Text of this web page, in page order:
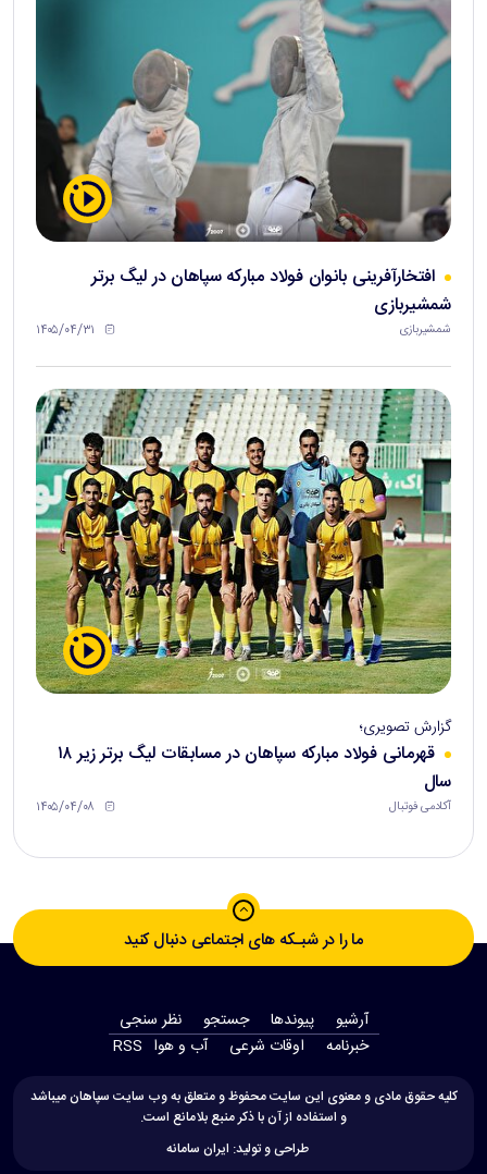
افتخارآفرینی بانوان فولاد مبارکه سپاهان در لیگ برتر
شمشیربازی
شمشیربازی ۱۴۰۵/۰۴/۳۱
گزارش تصویری؛
قهرمانی فولاد مبارکه سپاهان در مسابقات لیگ برتر زیر ۱۸
سال
آکادمی فوتبال ۱۴۰۵/۰۴/۰۸
ما را در شبـکه های اجتماعی دنبال کنید
آرشیو پیوندها جستجو
نظر سنجی
‫خبرنامه‬
اوقات شرعی آب و هوا RSS
کلیه حقوق مادی و معنوی این سایت محفوظ و متعلق به وب سایت سپاهان میباشد
و استفاده از آن با ذکر منبع بلامانع است.
طراحی و تولید: ایران سامانه